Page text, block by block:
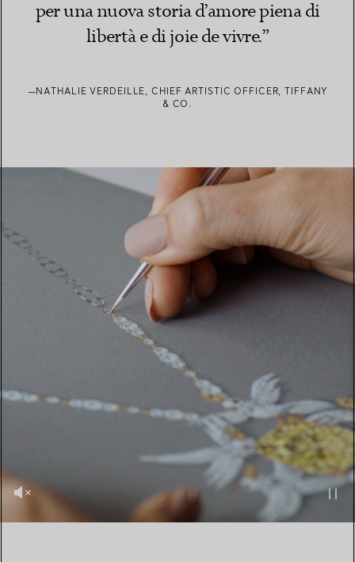
per una nuova storia d’amore piena di
libertà e di joie de vivre.”
—NATHALIE VERDEILLE, CHIEF ARTISTIC OFFICER, TIFFANY
& CO.